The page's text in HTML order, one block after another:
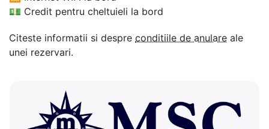
💵 Credit pentru cheltuieli la bord
Citeste informatii si despre conditiile de anulare ale
unei rezervari.